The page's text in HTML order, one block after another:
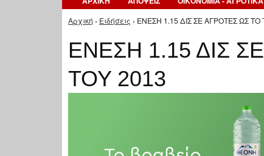
Είστε εδώ
Αρχική › Ειδήσεις › ΕΝΕΣΗ 1.15 ΔΙΣ ΣΕ ΑΓΡΟΤΕΣ ΩΣ ΤΟ
ΕΝΕΣΗ 1.15 ΔΙΣ
ΤΟΥ 2013